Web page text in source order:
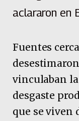
aclararon en
Fuentes
vinculaban
desgaste
que se viven